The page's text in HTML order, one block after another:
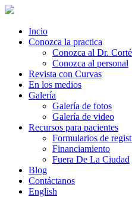
Incio
Conozca la practica
Conozca al Dr.
Conozca al personal
Revista con Curvas
En los medios
Galería
Galería de fotos
Galería de video
Recursos para pacientes
Formularios de
Financiamiento
Fuera De La Ciudad
Blog
Contáctanos
English